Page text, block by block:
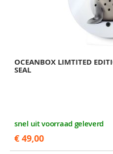
OCEANBOX LIMTITED
SEAL
snel uit voorraad geleverd
€ 49,00